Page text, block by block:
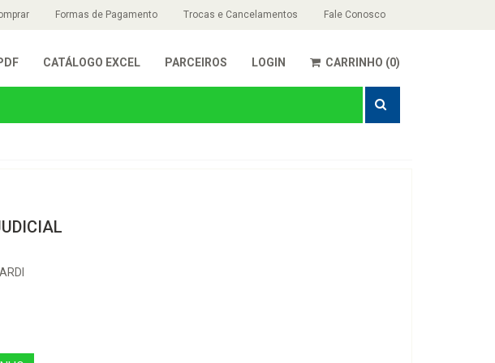
Formas de Pagamento Trocas e Cancelamentos Fale Conosco
CATÁLOGO EXCEL PARCEIROS LOGIN CARRINHO (0)